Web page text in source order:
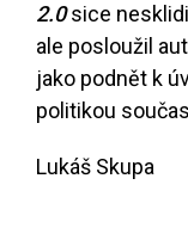
2.0sice
ale posloužil
jako podnět k
politikou
Lukáš Skupa